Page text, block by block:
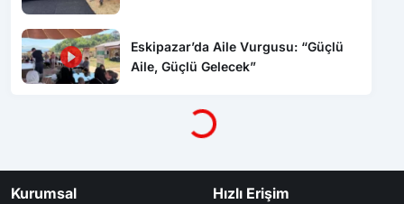
Eskipazar’da Aile Vurgusu: “Güçlü
Aile, Güçlü Gelecek”
Yükleniyor...
Kurumsal Hızlı Erişim